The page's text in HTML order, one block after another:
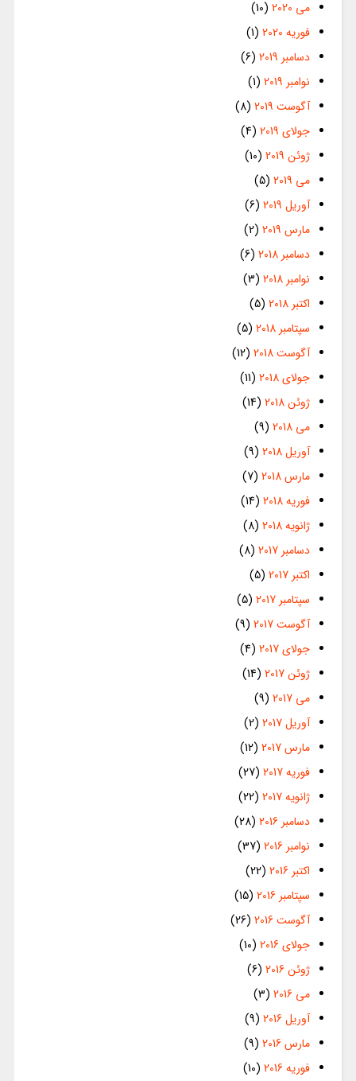
می 2020
(10)
فوریه 2020
(1)
دسامبر 2019
(6)
نوامبر 2019
(1)
آگوست 2019
(8)
جولای 2019
(4)
ژوئن 2019
(10)
می 2019
(5)
آوریل 2019
(6)
مارس 2019
(2)
دسامبر 2018
(6)
نوامبر 2018
(3)
اکتبر 2018
(5)
سپتامبر 2018
(5)
آگوست 2018
(12)
جولای 2018
(11)
ژوئن 2018
(14)
می 2018
(9)
آوریل 2018
(9)
مارس 2018
(7)
فوریه 2018
(14)
ژانویه 2018
(8)
دسامبر 2017
(8)
اکتبر 2017
(5)
سپتامبر 2017
(5)
آگوست 2017
(9)
جولای 2017
(4)
ژوئن 2017
(14)
می 2017
(9)
آوریل 2017
(2)
مارس 2017
(12)
فوریه 2017
(27)
ژانویه 2017
(22)
دسامبر 2016
(28)
نوامبر 2016
(37)
اکتبر 2016
(22)
سپتامبر 2016
(15)
آگوست 2016
(26)
جولای 2016
(10)
ژوئن 2016
(6)
می 2016
(3)
آوریل 2016
(9)
مارس 2016
(9)
فوریه 2016
(10)